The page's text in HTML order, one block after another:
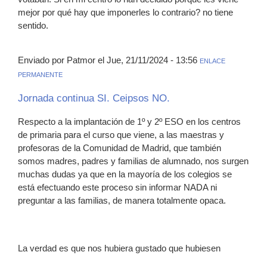
mejor por qué hay que imponerles lo contrario? no tiene
sentido.
Enviado por Patmor el Jue, 21/11/2024 - 13:56 ENLACE
PERMANENTE
Jornada continua SI. Ceipsos NO.
Respecto a la implantación de 1º y 2º ESO en los centros
de primaria para el curso que viene, a las maestras y
profesoras de la Comunidad de Madrid, que también
somos madres, padres y familias de alumnado, nos surgen
muchas dudas ya que en la mayoría de los colegios se
está efectuando este proceso sin informar NADA ni
preguntar a las familias, de manera totalmente opaca.
La verdad es que nos hubiera gustado que hubiesen